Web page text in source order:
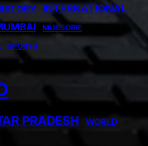
INTERNATIONAL
MUSSORIE
SPORTS
PRADESH WORLD